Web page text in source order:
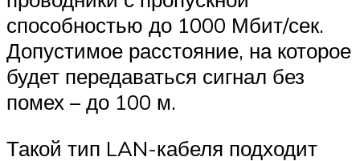
способностью до 1000 Мбит/сек.
Допустимое расстояние, на которое
будет передаваться сигнал без
помех – до 100 м.
Такой тип LAN-кабеля подходит